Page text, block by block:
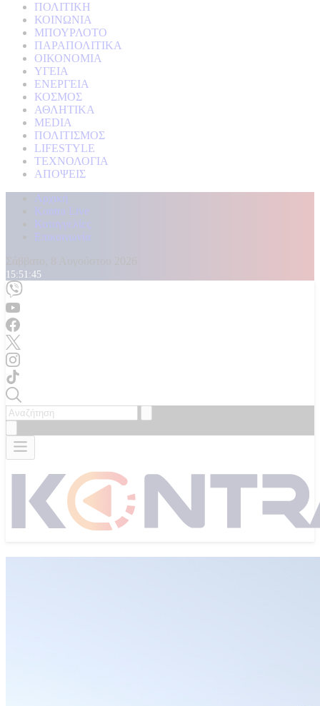
ΠΟΛΙΤΙΚΗ
ΚΟΙΝΩΝΙΑ
ΜΠΟΥΡΛΟΤΟ
ΠΑΡΑΠΟΛΙΤΙΚΑ
ΟΙΚΟΝΟΜΙΑ
ΥΓΕΙΑ
ΕΝΕΡΓΕΙΑ
ΚΟΣΜΟΣ
ΑΘΛΗΤΙΚΑ
MEDIA
ΠΟΛΙΤΙΣΜΟΣ
LIFESTYLE
ΤΕΧΝΟΛΟΓΙΑ
ΑΠΟΨΕΙΣ
Αρχική
Kontra Live
Καταγγελίες
Επικοινωνία
15:51:49